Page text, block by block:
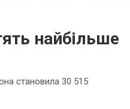
найбільше
становила 30 515